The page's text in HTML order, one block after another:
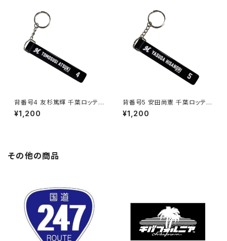
背番号4 友杉篤輝 千葉ロッテマ
リーンズ 選手ホテルキーホルダ
ー
¥1,200
背番号5 安田尚憲 千葉ロッテマ
リーンズ 選手ホテルキーホルダ
ー
¥1,200
その他の商品